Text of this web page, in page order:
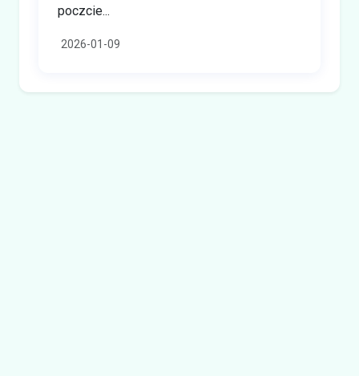
poczcie...
2026-01-09